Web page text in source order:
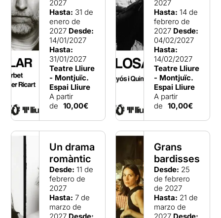
2027
Hasta: 31 de
enero de
2027 Desde:
14/01/2027
Hasta:
31/01/2027
Teatre Lliure
- Montjuïc.
Espai Lliure
A partir
de 10,00€
2027
Hasta: 14 de
febrero de
2027 Desde:
04/02/2027
Hasta:
14/02/2027
Teatre Lliure
- Montjuïc.
Espai Lliure
A partir
de 10,00€
Un drama
romàntic
Desde: 11 de
febrero de
2027
Hasta: 7 de
marzo de
Grans
bardisses
Desde: 25
de febrero
de 2027
Hasta: 21 de
marzo de